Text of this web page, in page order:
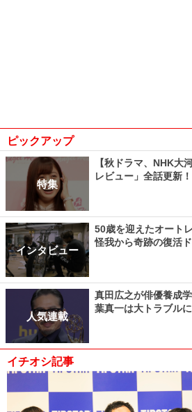
ピックアップ
特集
【秋ドラマ、NHK大
レビュー」全話更新！
インタビュー
50歳を迎えたオート
怪我から奇跡の復活
人気連載
真田広之が俳優養成
葉真一は大トラブル
イチオシ記事